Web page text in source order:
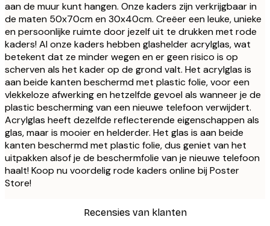
aan de muur kunt hangen. Onze kaders zijn verkrijgbaar in
de maten 50x70cm en 30x40cm. Creëer een leuke, unieke
en persoonlijke ruimte door jezelf uit te drukken met rode
kaders! Al onze kaders hebben glashelder acrylglas, wat
betekent dat ze minder wegen en er geen risico is op
scherven als het kader op de grond valt. Het acrylglas is
aan beide kanten beschermd met plastic folie, voor een
vlekkeloze afwerking en hetzelfde gevoel als wanneer je de
plastic bescherming van een nieuwe telefoon verwijdert.
Acrylglas heeft dezelfde reflecterende eigenschappen als
glas, maar is mooier en helderder. Het glas is aan beide
kanten beschermd met plastic folie, dus geniet van het
uitpakken alsof je de beschermfolie van je nieuwe telefoon
haalt! Koop nu voordelig rode kaders online bij Poster
Store!
Recensies van klanten